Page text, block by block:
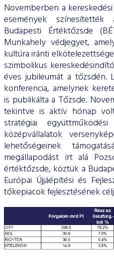
Novemberben a
események
Budapesti Értéktőzsde
Munkahely védjegyet,
kultúra iránti
szimbolikus
éves jubileumát a tőzsdén.
konferencia, amelynek
is publikálta a Tőzsde.
tekintve is aktív hónap
stratégiai
középvállalatok
lehetőségeinek
megállapodást írt alá
értéktőzsde, köztük a
Európai Újjáépítési és
tőkepiacok fejlesztésének